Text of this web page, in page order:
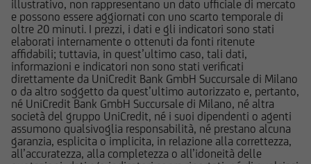
illustrativo, non rappresentano un dato ufficiale di mercato
e possono essere aggiornati con uno scarto temporale di
oltre 20 minuti. I prezzi, i dati e gli indicatori sono stati
elaborati internamente o ottenuti da fonti ritenute
affidabili; tuttavia, in quest’ultimo caso, tali dati,
informazioni e indicatori non sono stati verificati
direttamente da UniCredit Bank GmbH Succursale di Milano
o da altro soggetto da quest’ultimo autorizzato e, pertanto,
né UniCredit Bank GmbH Succursale di Milano, né altra
società del gruppo UniCredit, né i suoi dipendenti o agenti
assumono qualsivoglia responsabilità, né prestano alcuna
garanzia, esplicita o implicita, in relazione alla correttezza,
all’accuratezza, alla completezza o all’idoneità delle
proprie decisioni di investimento, alla luce dei
propri obiettivi di investimento, della propria
esperienza nel settore di investimento rilevante
per il tipo di strumento e servizio, della propria
situazione finanziaria e di qualsiasi altra
circostanza rilevante.
Prima di effettuare qualsiasi investimento in uno
strumento oggetto di un'offerta al pubblico in